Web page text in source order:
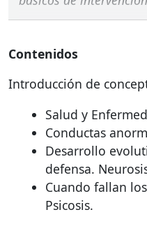
Contenidos
Introducción de
Salud y
Conductas
Desarrollo
defensa.
Cuando fallan
Psicosis.